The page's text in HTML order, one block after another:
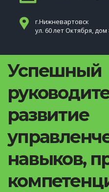
г.Нижневартовск
ул. 60 лет Октября, дом
Успешный
развитие
навыков,